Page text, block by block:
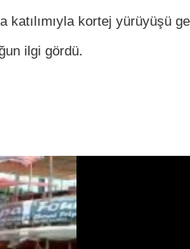
katılımıyla kortej yürüyüşü
ilgi gördü.